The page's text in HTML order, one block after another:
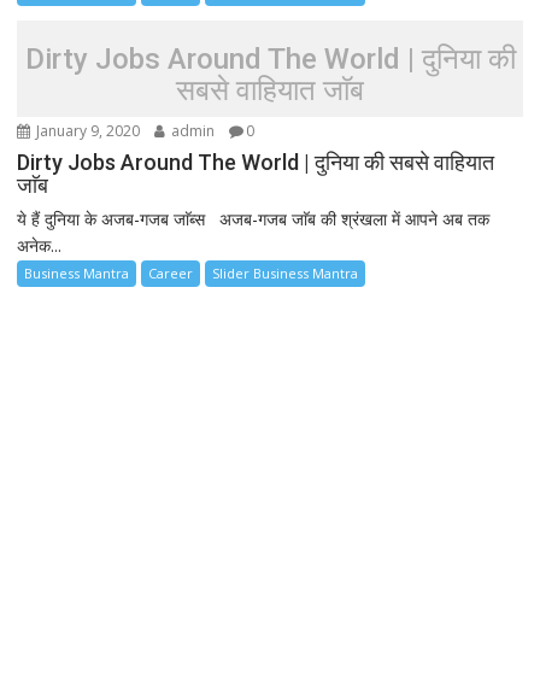
Dirty Jobs Around The World | दुनिया की
सबसे वाहियात जाॅब
January 9, 2020 admin 0
Dirty Jobs Around The World | दुनिया की सबसे वाहियात
जाॅब
ये हैं दुनिया के अजब-गजब जाॅब्स अजब-गजब जाॅब की श्रंखला में आपने अब तक
अनेक...
Business Mantra Career Slider Business Mantra